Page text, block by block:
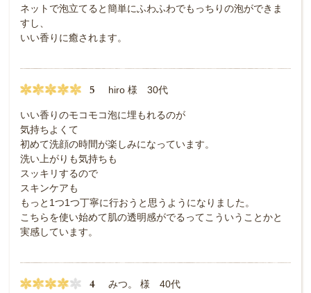
ネットで泡立てると簡単にふわふわでもっちりの泡ができま
すし、
いい香りに癒されます。
5 hiro 様 30代
いい香りのモコモコ泡に埋もれるのが
気持ちよくて
初めて洗顔の時間が楽しみになっています。
洗い上がりも気持ちも
スッキリするので
スキンケアも
もっと1つ1つ丁寧に行おうと思うようになりました。
こちらを使い始めて肌の透明感がでるってこういうことかと
実感しています。
4 みつ。 様 40代